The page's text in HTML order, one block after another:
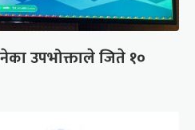
उपभोक्ताले जिते १०